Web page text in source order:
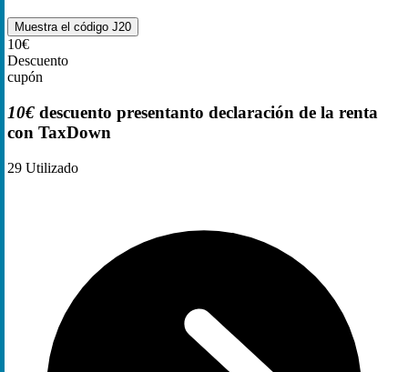
Muestra el código J20
10€
Descuento
cupón
10€ descuento presentanto declaración de la renta
con TaxDown
29 Utilizado